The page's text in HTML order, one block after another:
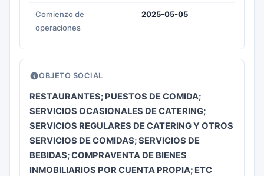
Comienzo de
operaciones
2025-05-05
OBJETO SOCIAL
RESTAURANTES; PUESTOS DE COMIDA;
SERVICIOS OCASIONALES DE CATERING;
SERVICIOS REGULARES DE CATERING Y OTROS
SERVICIOS DE COMIDAS; SERVICIOS DE
BEBIDAS; COMPRAVENTA DE BIENES
INMOBILIARIOS POR CUENTA PROPIA; ETC